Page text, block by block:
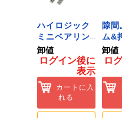
ハイロジック
ミニベアリン
グタイプ 310
ミリ 72958
Hardware]
卸値
ログイン後に
表示
カートに入
れる
隙
ム&
物
卸値
ロ